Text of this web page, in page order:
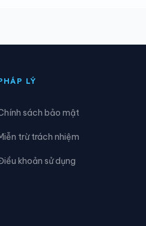
Quảng Đức
LÝ
sách bảo mật
trừ trách nhiệm
khoản sử dụng